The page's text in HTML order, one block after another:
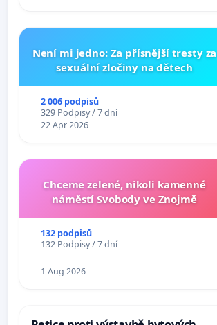
Není mi jedno: Za přísnější tresty za
sexuální zločiny na dětech
2 006 podpisů
329 Podpisy / 7 dní
22 Apr 2026
Chceme zelené, nikoli kamenné
náměstí Svobody ve Znojmě
132 podpisů
132 Podpisy / 7 dní
1 Aug 2026